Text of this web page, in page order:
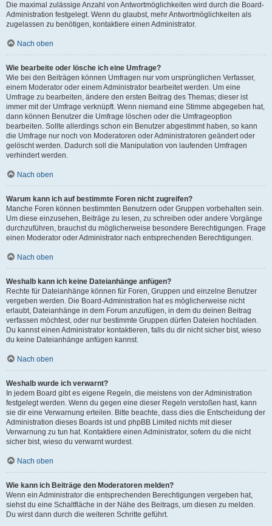
Die maximal zulässige Anzahl von Antwortmöglichkeiten wird durch die Board-
Administration festgelegt. Wenn du glaubst, mehr Antwortmöglichkeiten als
zugelassen zu benötigen, kontaktiere einen Administrator.
Nach oben
Wie bearbeite oder lösche ich eine Umfrage?
Wie bei den Beiträgen können Umfragen nur vom ursprünglichen Verfasser,
einem Moderator oder einem Administrator bearbeitet werden. Um eine
Umfrage zu bearbeiten, ändere den ersten Beitrag des Themas; dieser ist
immer mit der Umfrage verknüpft. Wenn niemand eine Stimme abgegeben hat,
dann können Benutzer die Umfrage löschen oder die Umfrageoption
bearbeiten. Sollte allerdings schon ein Benutzer abgestimmt haben, so kann
die Umfrage nur noch von Moderatoren oder Administratoren geändert oder
gelöscht werden. Dadurch soll die Manipulation von laufenden Umfragen
verhindert werden.
Nach oben
Warum kann ich auf bestimmte Foren nicht zugreifen?
Manche Foren können bestimmten Benutzern oder Gruppen vorbehalten sein.
Um diese einzusehen, Beiträge zu lesen, zu schreiben oder andere Vorgänge
durchzuführen, brauchst du möglicherweise besondere Berechtigungen. Frage
einen Moderator oder Administrator nach entsprechenden Berechtigungen.
Nach oben
Weshalb kann ich keine Dateianhänge anfügen?
Rechte für Dateianhänge können für Foren, Gruppen und einzelne Benutzer
vergeben werden. Die Board-Administration hat es möglicherweise nicht
erlaubt, Dateianhänge in dem Forum anzufügen, in dem du deinen Beitrag
verfassen möchtest, oder nur bestimmte Gruppen dürfen Dateien hochladen.
Du kannst einen Administrator kontaktieren, falls du dir nicht sicher bist, wieso
du keine Dateianhänge anfügen kannst.
Nach oben
Weshalb wurde ich verwarnt?
In jedem Board gibt es eigene Regeln, die meistens von der Administration
festgelegt werden. Wenn du gegen eine dieser Regeln verstoßen hast, kann
sie dir eine Verwarnung erteilen. Bitte beachte, dass dies die Entscheidung der
Administration dieses Boards ist und phpBB Limited nichts mit dieser
Verwarnung zu tun hat. Kontaktiere einen Administrator, sofern du die nicht
sicher bist, wieso du verwarnt wurdest.
Nach oben
Wie kann ich Beiträge den Moderatoren melden?
Wenn ein Administrator die entsprechenden Berechtigungen vergeben hat,
siehst du eine Schaltfläche in der Nähe des Beitrags, um diesen zu melden.
Du wirst dann durch die weiteren Schritte geführt.